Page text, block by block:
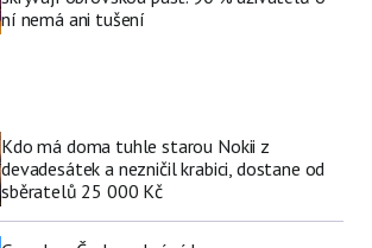
ní nemá ani tušení
Kdo má doma tuhle starou Nokii z
devadesátek a nezničil krabici, dostane od
sběratelů 25 000 Kč